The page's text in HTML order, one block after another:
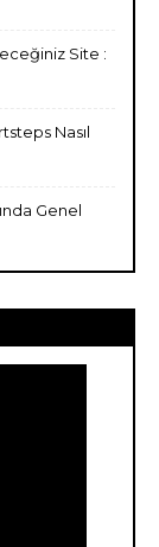
Site :
Nasıl
Genel